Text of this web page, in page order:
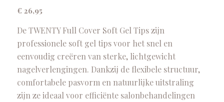
€ 26,95
De TWENTY Full Cover Soft Gel Tips zijn
professionele soft gel tips voor het snel en
eenvoudig creëren van sterke, lichtgewicht
nagelverlengingen. Dankzij de flexibele structuur,
comfortabele pasvorm en natuurlijke uitstraling
zijn ze ideaal voor efficiënte salonbehandelingen